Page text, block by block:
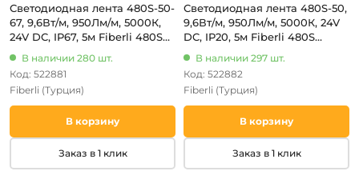
Светодиодная лента 480S-50-
67, 9,6Вт/м, 950Лм/м, 5000К,
24V DC, IP67, 5м Fiberli 480S
В наличии 280 шт.
Код: 522881
Fiberli (Турция)
В корзину
Заказ в 1 клик
Светодиодная лента 480S-50,
9,6Вт/м, 950Лм/м, 5000К, 24V
DC, IP20, 5м Fiberli 480S
В наличии 297 шт.
Код: 522882
Fiberli (Турция)
В корзину
Заказ в 1 клик